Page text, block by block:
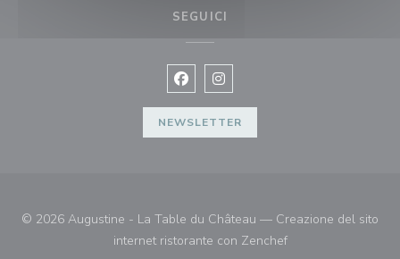
SEGUICI
Facebook ((apre una nuova
Instagram ((apre una nuova
NEWSLETTER
© 2026 Augustine - La Table du Château — Creazione del sito
internet ristorante con Zenchef((apre una nuova